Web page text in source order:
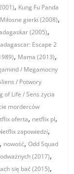
, Kung Fu Panda
gierki (2008),
(2005),
Escape 2
, Mama (2013),
/ Megamocny
/ Potwory
of Life / Sens życia
morderców
oferta, netflix pl,
zapowiedzi,
, nowość,Odd Squad
(2017),
się bać (2015),